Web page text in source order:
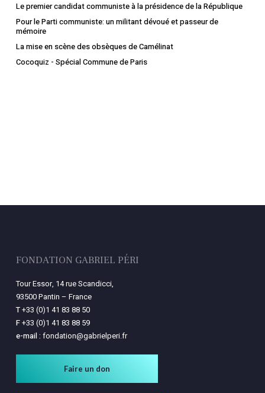
Le premier candidat communiste à la présidence de la République
Pour le Parti communiste: un militant dévoué et passeur de
mémoire
La mise en scène des obsèques de Camélinat
Cocoquiz - Spécial Commune de Paris
FONDATION GABRIEL PÉRI
Tour Essor, 14 rue Scandicci,
93500 Pantin – France
T+33 (0)1 41 83 88 50
F+33 (0)1 41 83 88 59
e-mail : fondation@gabrielperi.fr
Faire un don